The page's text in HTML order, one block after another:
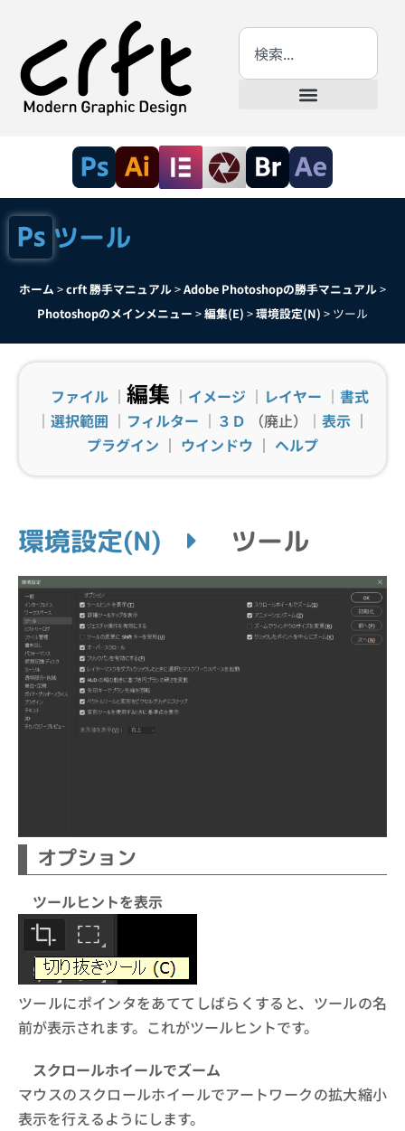
ツール
ホーム >crft 勝手マニュアル>Adobe Photoshopの勝手マニュアル>
Photoshopのメインメニュー >編集(E) >環境設定(N) > ツール
ファイル ｜ 編集 ｜ イメージ ｜ レイヤー ｜ 書式
｜ 選択範囲 ｜ フィルター ｜ ３Ｄ （廃止）｜ 表示 ｜
プラグイン ｜ ウインドウ ｜ ヘルプ
環境設定(N) ツール
オプション
ツールヒントを表示
ツールにポインタをあててしばらくすると、ツールの名
前が表示されます。これがツールヒントです。
スクロールホイールでズーム
マウスのスクロールホイールでアートワークの拡大縮小
表示を行えるようにします。